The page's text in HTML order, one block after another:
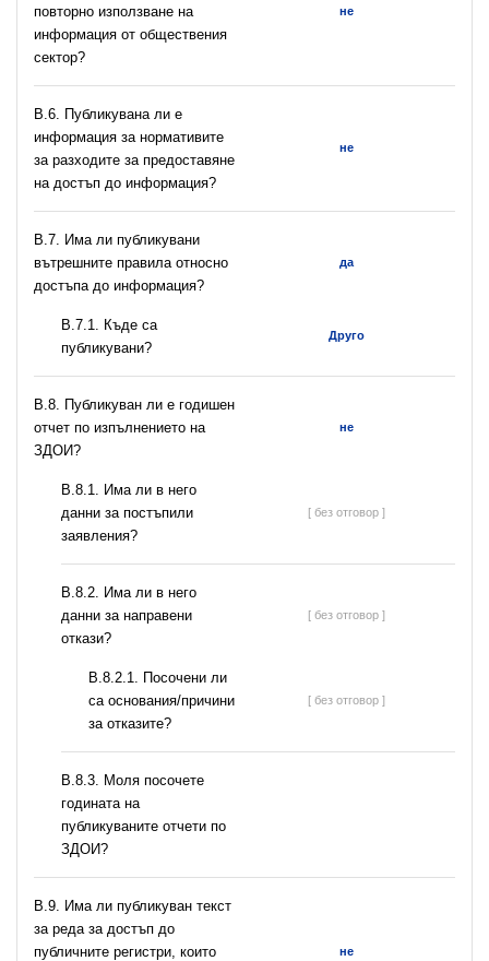
повторно използване на
информация от обществения
сектор?
не
В.6. Публикувана ли е
информация за нормативите
за разходите за предоставяне
на достъп до информация?
не
В.7. Има ли публикувани
вътрешните правила относно
достъпа до информация?
да
В.7.1. Къде са
публикувани?
Друго
В.8. Публикуван ли е годишен
отчет по изпълнението на
ЗДОИ?
не
В.8.1. Има ли в него
данни за постъпили
заявления?
[ без отговор ]
В.8.2. Има ли в него
данни за направени
откази?
[ без отговор ]
В.8.2.1. Посочени ли
са основания/причини
за отказите?
[ без отговор ]
В.8.3. Моля посочете
годината на
публикуваните отчети по
ЗДОИ?
В.9. Има ли публикуван текст
за реда за достъп до
публичните регистри, които
не